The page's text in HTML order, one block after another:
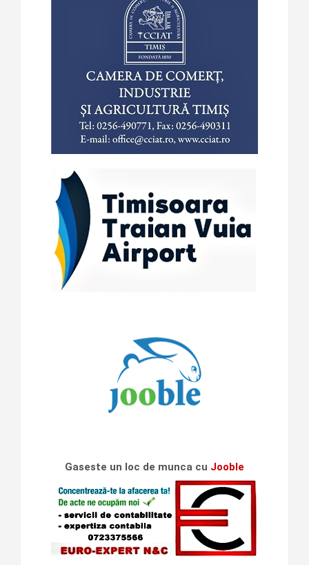
Gaseste un loc de munca cu Jooble